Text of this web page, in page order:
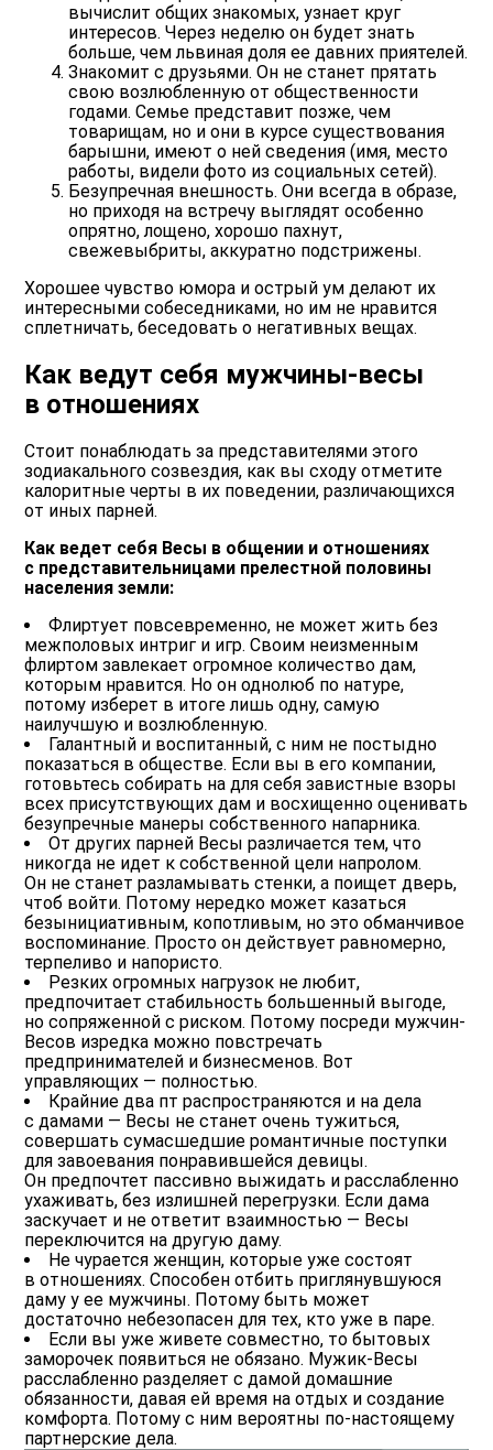
вычислит общих знакомых, узнает круг
интересов. Через неделю он будет знать
больше, чем львиная доля ее давних приятелей.
Знакомит с друзьями. Он не станет прятать
свою возлюбленную от общественности
годами. Семье представит позже, чем
товарищам, но и они в курсе существования
барышни, имеют о ней сведения (имя, место
работы, видели фото из социальных сетей).
Безупречная внешность. Они всегда в образе,
но приходя на встречу выглядят особенно
опрятно, лощено, хорошо пахнут,
свежевыбриты, аккуратно подстрижены.
Хорошее чувство юмора и острый ум делают их
интересными собеседниками, но им не нравится
сплетничать, беседовать о негативных вещах.
Как ведут себя мужчины-весы
в отношениях
Стоит понаблюдать за представителями этого
зодиакального созвездия, как вы сходу отметите
калоритные черты в их поведении, различающихся
от иных парней.
Как ведет себя Весы в общении и отношениях
с представительницами прелестной половины
населения земли:
Флиртует повсевременно, не может жить без
межполовых интриг и игр. Своим неизменным
флиртом завлекает огромное количество дам,
которым нравится. Но он однолюб по натуре,
потому изберет в итоге лишь одну, самую
наилучшую и возлюбленную.
Галантный и воспитанный, с ним не постыдно
показаться в обществе. Если вы в его компании,
готовьтесь собирать на для себя завистные взоры
всех присутствующих дам и восхищенно оценивать
безупречные манеры собственного напарника.
От других парней Весы различается тем, что
никогда не идет к собственной цели напролом.
Он не станет разламывать стенки, а поищет дверь,
чтоб войти. Потому нередко может казаться
безынициативным, копотливым, но это обманчивое
воспоминание. Просто он действует равномерно,
терпеливо и напористо.
Резких огромных нагрузок не любит,
предпочитает стабильность большенный выгоде,
но сопряженной с риском. Потому посреди мужчин-
Весов изредка можно повстречать
предпринимателей и бизнесменов. Вот
управляющих — полностью.
Крайние два пт распространяются и на дела
с дамами — Весы не станет очень тужиться,
совершать сумасшедшие романтичные поступки
для завоевания понравившейся девицы.
Он предпочтет пассивно выжидать и расслабленно
ухаживать, без излишней перегрузки. Если дама
заскучает и не ответит взаимностью — Весы
переключится на другую даму.
Не чурается женщин, которые уже состоят
в отношениях. Способен отбить приглянувшуюся
даму у ее мужчины. Потому быть может
достаточно небезопасен для тех, кто уже в паре.
Если вы уже живете совместно, то бытовых
заморочек появиться не обязано. Мужик-Весы
расслабленно разделяет с дамой домашние
обязанности, давая ей время на отдых и создание
комфорта. Потому с ним вероятны по-настоящему
партнерские дела.